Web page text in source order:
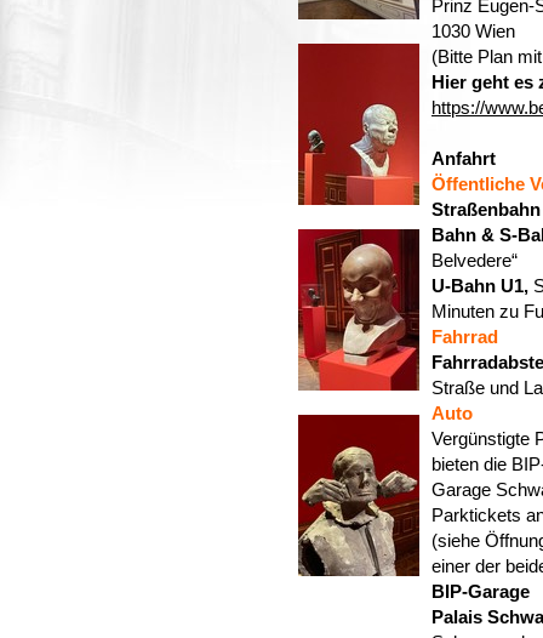
Prinz Eugen-
1030 Wien
(Bitte Plan
Hier geht es
https://
Anfahrt
Öffentliche
Bahn & S-
Belvedere“
U-Bahn U1,
Minuten zu
Fahrrad
Straße und
Auto
Vergünstigte
bieten die
Garage
Parktickets
(siehe
einer der
BIP-Garage
Palais